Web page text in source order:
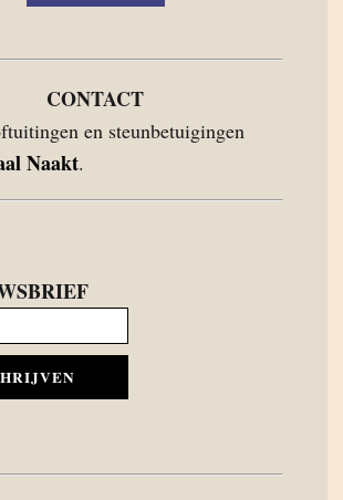
CONTACT
en steunbetuigingen
Naakt.